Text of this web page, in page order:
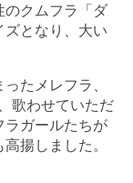
のクムフラ「ダ
となり、大い
たメレフラ、
歌わせていただ
ラガールたちが
揚しました。